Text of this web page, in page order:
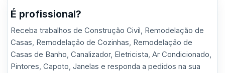
É profissional?
Receba trabalhos de Construção Civil, Remodelação de
Casas, Remodelação de Cozinhas, Remodelação de
Casas de Banho, Canalizador, Eletricista, Ar Condicionado,
Pintores, Capoto, Janelas e responda a pedidos na sua